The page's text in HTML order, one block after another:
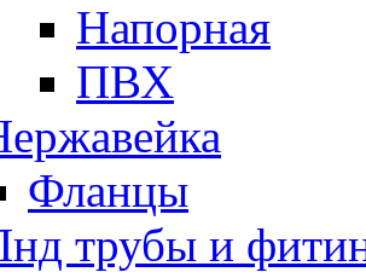
Напорная
ПВХ
Фланцы
трубы и